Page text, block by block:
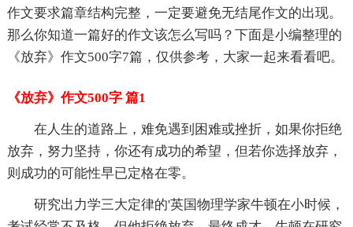
作文要求篇章结构完整，一定要避免无结尾作文的出现。
那么你知道一篇好的作文该怎么写吗？下面是小编整理的
《放弃》作文500字7篇，仅供参考，大家一起来看看吧。
《放弃》作文500字 篇1
在人生的道路上，难免遇到困难或挫折，如果你拒绝
放弃，努力坚持，你还有成功的希望，但若你选择放弃，
则成功的可能性早已定格在零。
研究出力学三大定律的'英国物理学家牛顿在小时候，